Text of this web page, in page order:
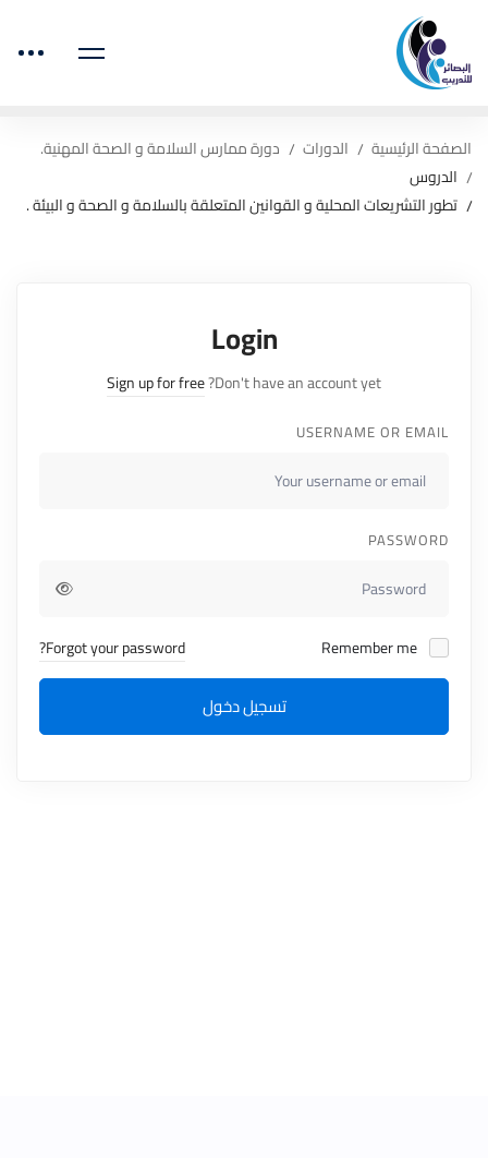
الصفحة الرئيسية الدورات
دورة ممارس السلامة و الصحة المهنية.
الدروس
تطور التشريعات المحلية و القوانين المتعلقة بالسلامة و الصحة و البيئة .
Login
Don't have an account yet?
Sign up for free
USERNAME OR EMAIL
PASSWORD
Forgot your password?
تسجيل دخول